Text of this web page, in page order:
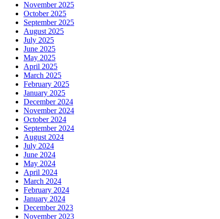
November 2025
October 2025
September 2025
August 2025
July 2025
June 2025
May 2025
April 2025
March 2025
February 2025
January 2025
December 2024
November 2024
October 2024
September 2024
August 2024
July 2024
June 2024
May 2024
April 2024
March 2024
February 2024
January 2024
December 2023
November 2023